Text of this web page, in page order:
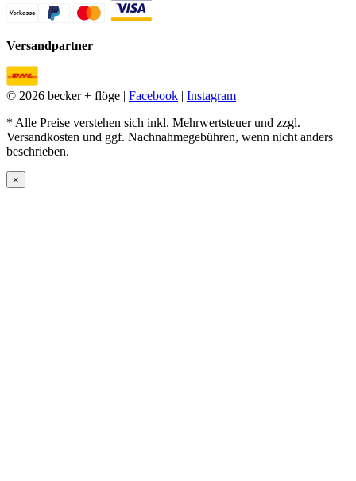
Versandpartner
© 2026 becker + flöge | Facebook | Instagram
* Alle Preise verstehen sich inkl. Mehrwertsteuer und zzgl.
Versandkosten und ggf. Nachnahmegebühren, wenn nicht anders
beschrieben.
×